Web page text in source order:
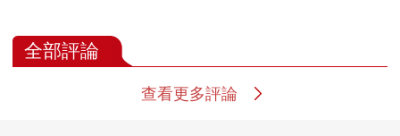
全部評論
查看更多評論